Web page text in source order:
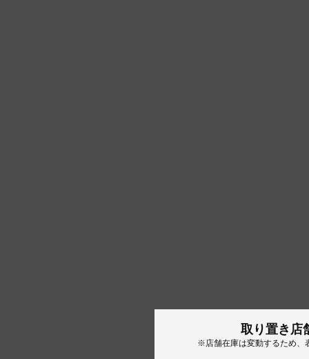
取り置き店
※店舗在庫は変動するため、